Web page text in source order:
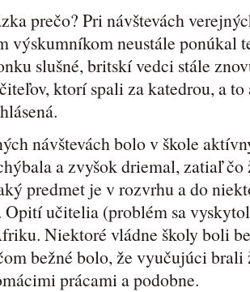
prečo? Pri návštevách
výskumníkom neustále ponúkal
slušné, britskí vedci stále
ktorí spali za katedrou, a
návštevách bolo v škole
a zvyšok driemal, zatiaľ
predmet je v rozvrhu a do
Opití učitelia (problém sa
Niektoré vládne školy boli
bežné bolo, že vyučujúci
prácami a podobne.